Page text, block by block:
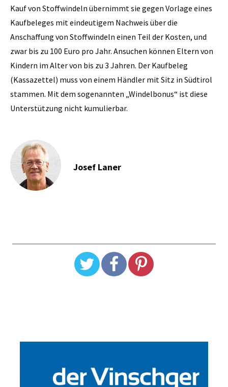
Kauf von Stoffwindeln übernimmt sie gegen Vorlage eines
Kaufbeleges mit eindeutigem Nachweis über die
Anschaffung von Stoffwindeln einen Teil der Kosten, und
zwar bis zu 100 Euro pro Jahr. Ansuchen können Eltern von
Kindern im Alter von bis zu 3 Jahren. Der Kaufbeleg
(Kassazettel) muss von einem Händler mit Sitz in Südtirol
stammen. Mit dem sogenannten „Windelbonus“ ist diese
Unterstützung nicht kumulierbar.
Josef Laner